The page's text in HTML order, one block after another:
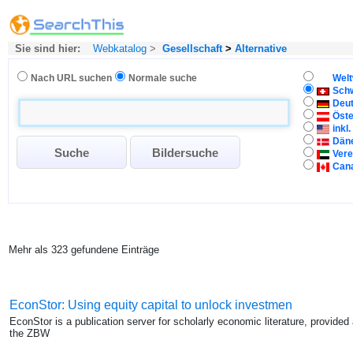
Sie sind hier: Webkatalog > Gesellschaft> Alternative
Nach URL suchen Normale suche
inkl.
Mehr als 323 gefundene Einträge
EconStor: Using equity capital to unlock investmen
EconStor is a publication server for scholarly economic literature,
the ZBW